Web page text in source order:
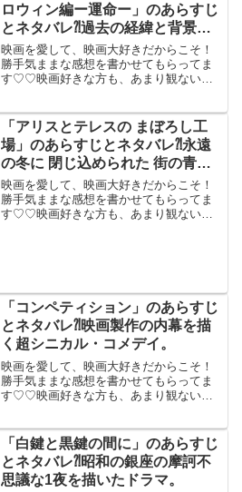
ロウィン編ー運命ー」のあらすじ
とネタバレ⁈過去の経緯と背景を
説明するだけの予告編。
映画を愛して、映画大好きだからこそ！
勝手気ままな感想を書かせてもらってま
す♡♡映画好きな方も、あまり観ない方
ー」（PG-12）2023年4月21日公開（90
分）過...
「アリスとテレスの まぼろし工
場」のあらすじとネタバレ⁈永遠
の冬に 閉じ込められた 街の青春
群像劇アニメ。
映画を愛して、映画大好きだからこそ！
勝手気ままな感想を書かせてもらってま
す♡♡映画好きな方も、あまり観ない方
「コンペティション」のあらすじ
とネタバレ⁈映画製作の内幕を描
く超シニカル・コメデイ。
映画を愛して、映画大好きだからこそ！
勝手気ままな感想を書かせてもらってま
す♡♡映画好きな方も、あまり観ない方
2023年3月17日公開（114分）映画製作の
内幕を...
「白鍵と黒鍵の間に」のあらすじ
とネタバレ⁈昭和の銀座の摩訶不
思議な1夜を描いたドラマ。